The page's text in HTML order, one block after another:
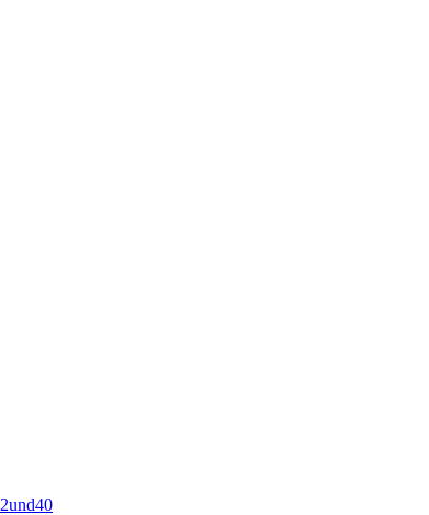
2und40